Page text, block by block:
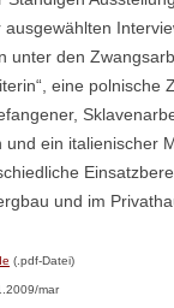
unter den
eine polnische
und ein italienischer
und im
(.pdf-Datei)
mar